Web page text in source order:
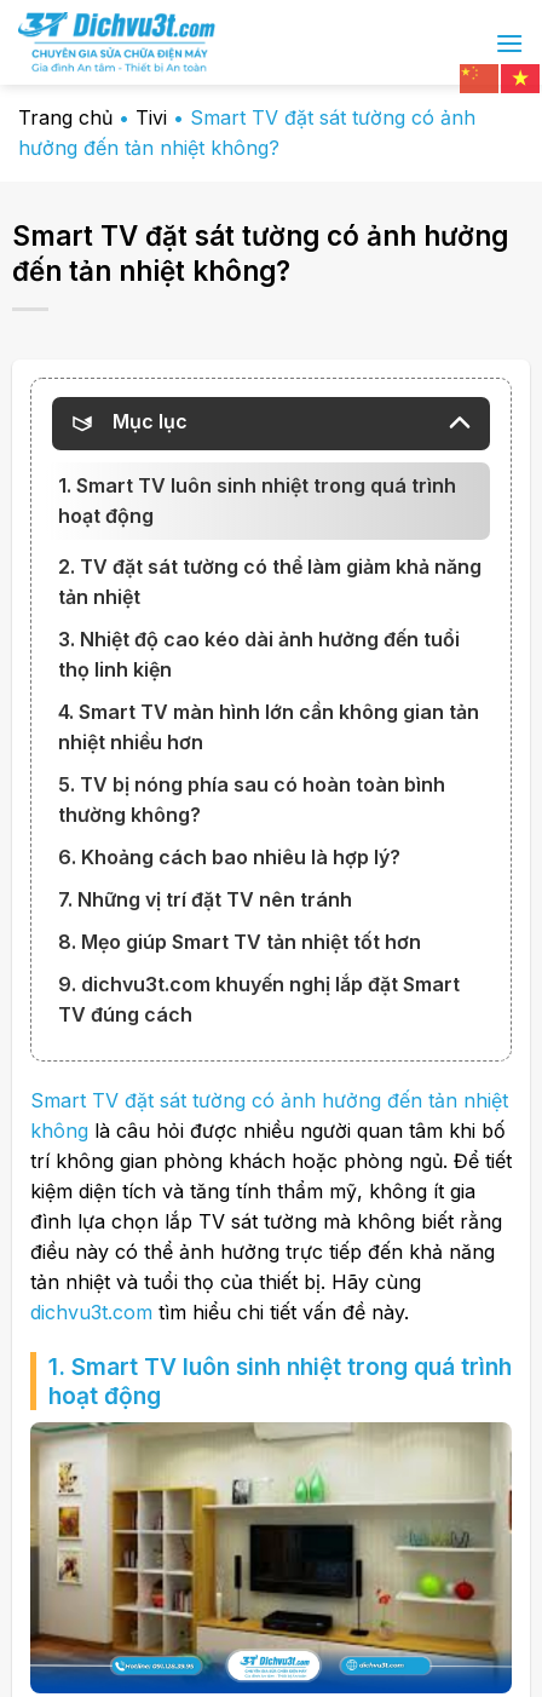
Chuyển
đến
dung
Trang chủ • Tivi • Smart TV đặt sát tường có ảnh
hưởng đến tản nhiệt không?
Smart TV đặt sát tường có ảnh hưởng
đến tản nhiệt không?
Mục lục
1. Smart TV luôn sinh nhiệt trong quá trình
hoạt động
2. TV đặt sát tường có thể làm giảm khả năng
tản nhiệt
3. Nhiệt độ cao kéo dài ảnh hưởng đến tuổi
thọ linh kiện
4. Smart TV màn hình lớn cần không gian tản
nhiệt nhiều hơn
5. TV bị nóng phía sau có hoàn toàn bình
thường không?
6. Khoảng cách bao nhiêu là hợp lý?
7. Những vị trí đặt TV nên tránh
8. Mẹo giúp Smart TV tản nhiệt tốt hơn
9. dichvu3t.com khuyến nghị lắp đặt Smart
TV đúng cách
Smart TV đặt sát tường có ảnh hưởng đến tản nhiệt
khônglà câu hỏi được nhiều người quan tâm khi bố
trí không gian phòng khách hoặc phòng ngủ. Để tiết
kiệm diện tích và tăng tính thẩm mỹ, không ít gia
đình lựa chọn lắp TV sát tường mà không biết rằng
điều này có thể ảnh hưởng trực tiếp đến khả năng
tản nhiệt và tuổi thọ của thiết bị. Hãy cùng
dichvu3t.comtìm hiểu chi tiết vấn đề này.
1. Smart TV luôn sinh nhiệt trong quá trình
hoạt động